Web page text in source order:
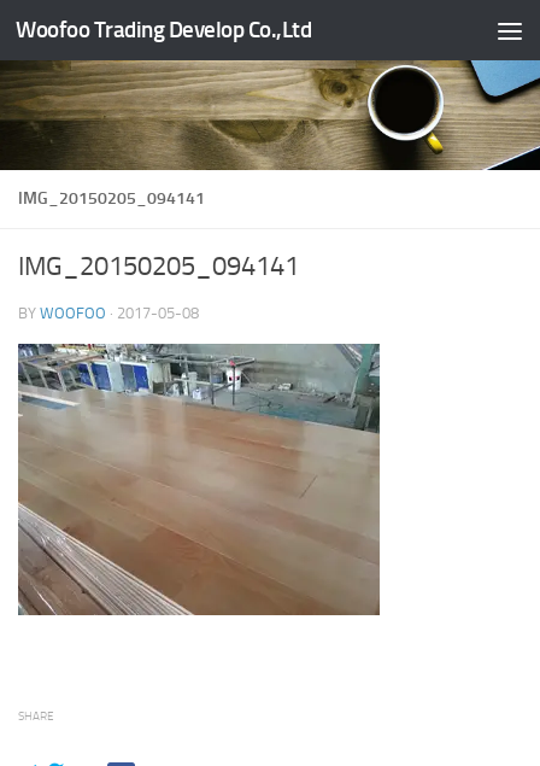
Skip to content
Woofoo Trading Develop Co.,Ltd
IMG_20150205_094141
IMG_20150205_094141
BY WOOFOO · 2017-05-08
SHARE